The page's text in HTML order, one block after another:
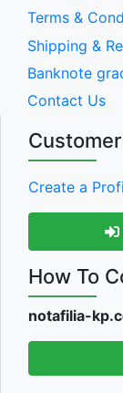
Terms &
Shipping &
Banknote
Contact Us
Create a
How To
notafilia-